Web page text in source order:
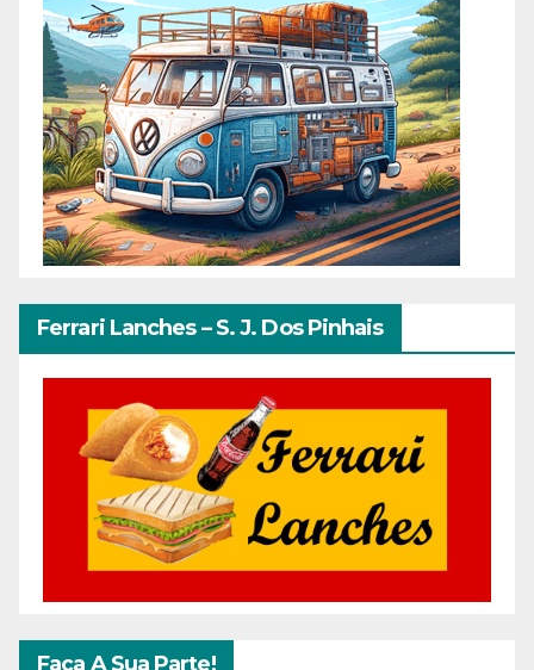
Ferrari Lanches – S. J. Dos Pinhais
Faça A Sua Parte!